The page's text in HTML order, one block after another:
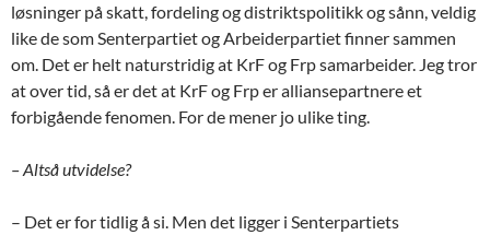
løsninger på skatt, fordeling og distriktspolitikk og sånn, veldig
like de som Senterpartiet og Arbeiderpartiet finner sammen
om. Det er helt naturstridig at KrF og Frp samarbeider. Jeg tror
at over tid, så er det at KrF og Frp er alliansepartnere et
forbigående fenomen. For de mener jo ulike ting.
– Altså utvidelse?
– Det er for tidlig å si. Men det ligger i Senterpartiets